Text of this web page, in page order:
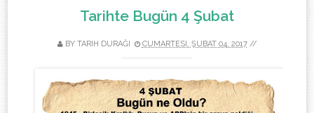
Tarihte Bugün 4 Şubat
BY TARIH DURAĞI CUMARTESI, ŞUBAT 04, 2017//